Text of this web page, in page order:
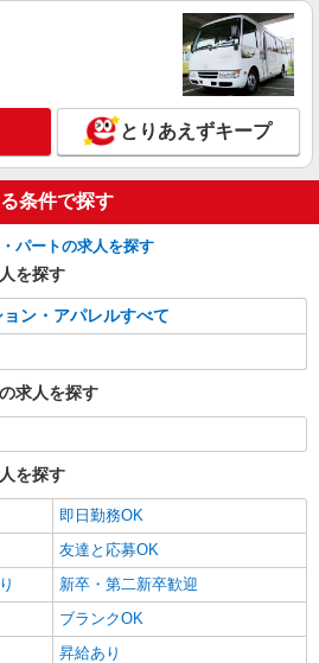
橋店
の革靴の販売・接客スタッフ
214,500円〜215,500円 ※経験・能力に
用期間（3〜6ヶ月※勤務内容による）は
円
都中央区銀座4-2-12 銀座クリスタルビル
ッフ
ルバイト・パート］時給1,300円〜 ※経
詳細を見る
とりあえずキープ
条件で探す
パートの求人を探す
を探す
ン・アパレルすべて
求人を探す
を探す
即日勤務OK
友達と応募OK
新卒・第二新卒歓迎
ブランクOK
昇給あり